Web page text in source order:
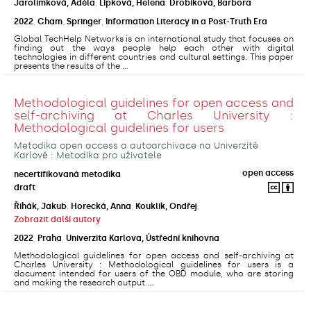
Jarolímková, Adéla; Lipková, Helena; Drobíková, Barbora
2022 Cham Springer Information Literacy in a Post-Truth Era
Global TechHelp Networks is an international study that focuses on
finding out the ways people help each other with digital
technologies in different countries and cultural settings. This paper
presents the results of the ...
Methodological guidelines for open access and
self-archiving at Charles University :
Methodological guidelines for users
Metodika open access a autoarchivace na Univerzitě
Karlově : Metodika pro uživatele
necertifikovaná metodika
open access
draft
Řihák, Jakub; Horecká, Anna; Kouklík, Ondřej;
Zobrazit další autory
2022 Praha Univerzita Karlova, Ústřední knihovna
Methodological guidelines for open access and self-archiving at
Charles University : Methodological guidelines for users is a
document intended for users of the OBD module, who are storing
and making the research output ...